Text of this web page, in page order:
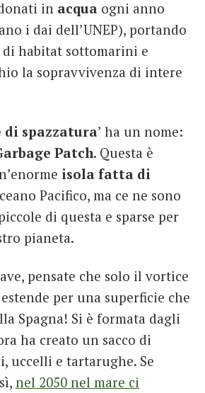
in acqua ogni anno
i dai dell’UNEP), portando
habitat sottomarini e
la sopravvivenza di intere
spazzatura’ ha un nome:
Patch. Questa è
isola fatta di
Pacifico, ma ce ne sono
di questa e sparse per
pianeta.
pensate che solo il vortice
per una superficie che
Spagna! Si è formata dagli
ha creato un sacco di
uccelli e tartarughe. Se
nel 2050 nel mare ci